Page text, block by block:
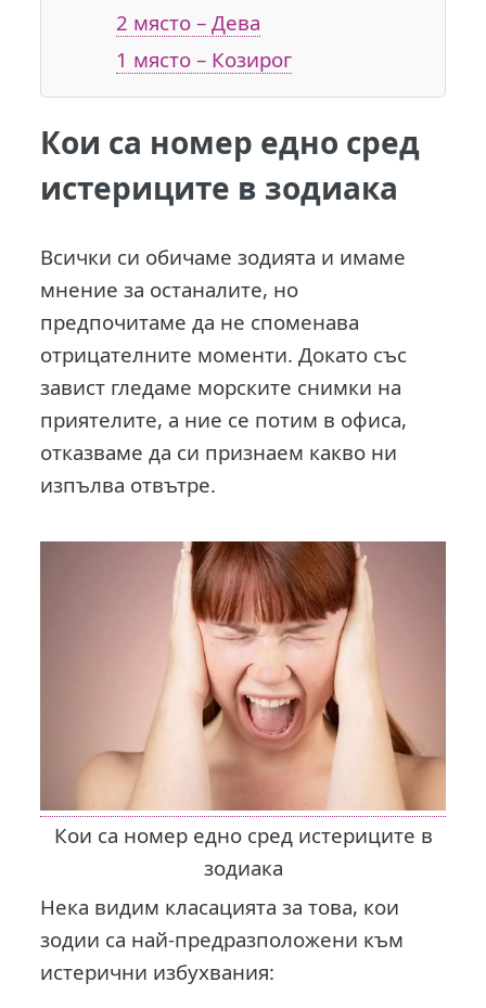
2 място – Дева
1 място – Козирог
Кои са номер едно сред
истериците в зодиака
Всички си обичаме зодията и имаме
мнение за останалите, но
предпочитаме да не споменава
отрицателните моменти. Докато със
завист гледаме морските снимки на
приятелите, а ние се потим в офиса,
отказваме да си признаем какво ни
изпълва отвътре.
Кои са номер едно сред истериците в
зодиака
Нека видим класацията за това, кои
зодии са най-предразположени към
истерични избухвания: